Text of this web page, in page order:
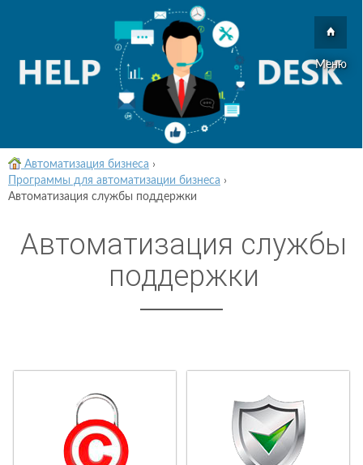
Меню
Автоматизация бизнеса ›
Программы для автоматизации бизнеса ›
Автоматизация службы поддержки
Автоматизация службы
поддержки